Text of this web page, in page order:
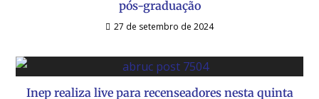
pós-graduação
27 de setembro de 2024
Inep realiza live para recenseadores nesta quinta